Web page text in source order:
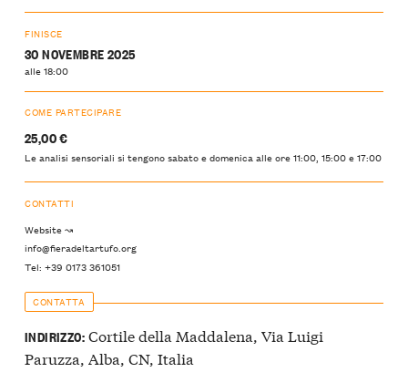
FINISCE
30 NOVEMBRE 2025
alle 18:00
COME PARTECIPARE
25,00 €
Le analisi sensoriali si tengono sabato e domenica alle ore 11:00, 15:00 e 17:00
CONTATTI
Website ↝
info@fieradeltartufo.org
Tel: +39 0173 361051
CONTATTA
INDIRIZZO:Cortile della Maddalena, Via Luigi
Paruzza, Alba, CN, Italia